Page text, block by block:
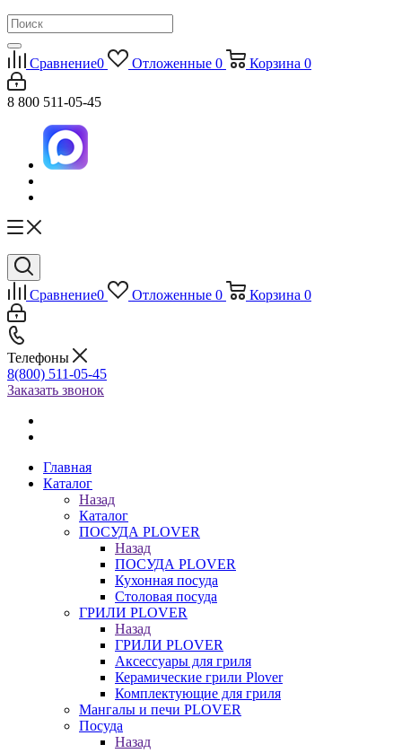
Сравнение0 Отложенные 0 Корзина 0
8 800 511-05-45
Сравнение0 Отложенные 0 Корзина 0
Телефоны
8(800) 511-05-45
Заказать звонок
Главная
Каталог
Назад
Каталог
ПОСУДА PLOVER
Назад
ПОСУДА PLOVER
Кухонная посуда
Столовая посуда
ГРИЛИ PLOVER
Назад
ГРИЛИ PLOVER
Аксессуары для гриля
Керамические грили Plover
Комплектующие для гриля
Мангалы и печи PLOVER
Посуда
Назад